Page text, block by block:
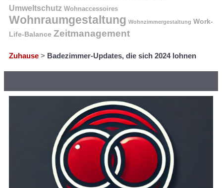
Umweltschutz Wohnaccessoires
Wohnraumgestaltung Wohnzimmergestaltung Work-
Life-Balance Zeitmanagement
Zuhause > Badezimmer-Updates, die sich 2024 lohnen